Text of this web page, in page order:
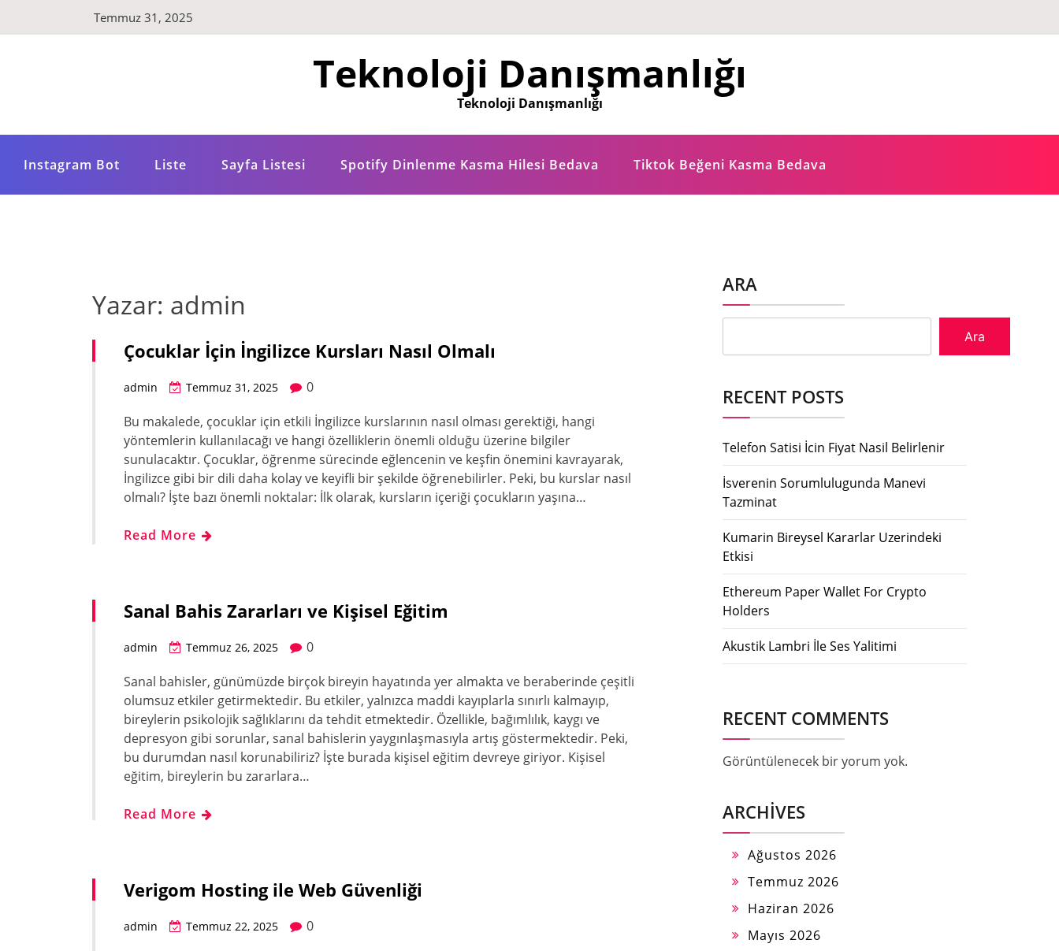
Temmuz 31, 2025
Teknoloji Danışmanlığı
Teknoloji Danışmanlığı
Instagram Bot Liste Sayfa Listesi Spotify Dinlenme Kasma Hilesi Bedava Tiktok Beğeni Kasma Bedava
Yazar: admin
Çocuklar İçin İngilizce Kursları Nasıl Olmalı
admin Temmuz 31, 2025
0
Bu makalede, çocuklar için etkili İngilizce kurslarının nasıl olması gerektiği, hangi
yöntemlerin kullanılacağı ve hangi özelliklerin önemli olduğu üzerine bilgiler
sunulacaktır. Çocuklar, öğrenme sürecinde eğlencenin ve keşfin önemini kavrayarak,
İngilizce gibi bir dili daha kolay ve keyifli bir şekilde öğrenebilirler. Peki, bu kurslar nasıl
olmalı? İşte bazı önemli noktalar: İlk olarak, kursların içeriği çocukların yaşına…
Read More
Sanal Bahis Zararları ve Kişisel Eğitim
admin Temmuz 26, 2025
0
Sanal bahisler, günümüzde birçok bireyin hayatında yer almakta ve beraberinde çeşitli
olumsuz etkiler getirmektedir. Bu etkiler, yalnızca maddi kayıplarla sınırlı kalmayıp,
bireylerin psikolojik sağlıklarını da tehdit etmektedir. Özellikle, bağımlılık, kaygı ve
depresyon gibi sorunlar, sanal bahislerin yaygınlaşmasıyla artış göstermektedir. Peki,
bu durumdan nasıl korunabiliriz? İşte burada kişisel eğitim devreye giriyor. Kişisel
eğitim, bireylerin bu zararlara…
Read More
Verigom Hosting ile Web Güvenliği
admin Temmuz 22, 2025
0
ARA
Ara
RECENT POSTS
Telefon Satisi İcin Fiyat Nasil Belirlenir
İsverenin Sorumlulugunda Manevi
Tazminat
Kumarin Bireysel Kararlar Uzerindeki
Etkisi
Ethereum Paper Wallet For Crypto
Holders
Akustik Lambri İle Ses Yalitimi
RECENT COMMENTS
Görüntülenecek bir yorum yok.
ARCHIVES
Ağustos 2026
Temmuz 2026
Haziran 2026
Mayıs 2026